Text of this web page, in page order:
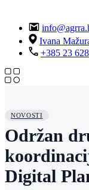
Ivana
+385 23
NOVOSTI
Održan
Digital